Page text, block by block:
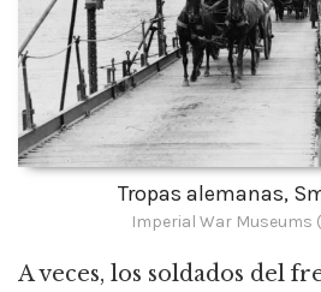
Tropas alemanas,
Imperial War Museums
A veces, los soldados del